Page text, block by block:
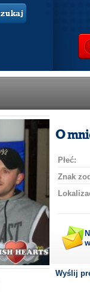
O
Płeć:
Znak
Wyślij